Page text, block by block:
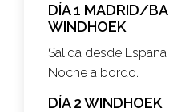
DÍA 1 MADRID/
WINDHOEK
Salida desde
Noche a bordo.
DÍA 2 WINDHOEK